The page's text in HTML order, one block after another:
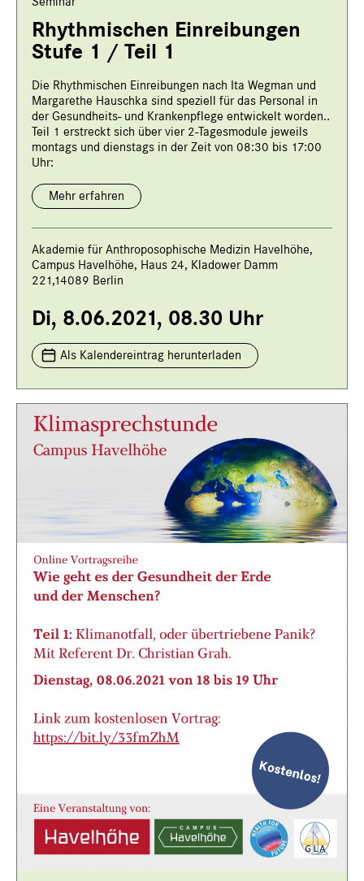
Rhythmischen Einreibungen
Stufe 1 / Teil 1
Die Rhythmischen Einreibungen nach Ita Wegman und
Margarethe Hauschka sind speziell für das Personal in
der Gesundheits- und Krankenpflege entwickelt worden..
Teil 1 erstreckt sich über vier 2-Tagesmodule jeweils
montags und dienstags in der Zeit von 08:30 bis 17:00
Uhr:
Mehr erfahren
Akademie für Anthroposophische Medizin Havelhöhe,
Campus Havelhöhe, Haus 24, Kladower Damm
221,14089 Berlin
Di, 8.06.2021, 08.30 Uhr
Als Kalendereintrag herunterladen